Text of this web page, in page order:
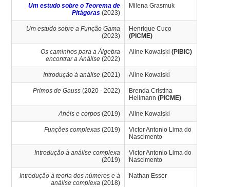
Um estudo sobre o Teorema de
Pitágoras (2023)
Milena Grasmuk
Um estudo sobre a Função Gama
(2023)
Henrique Cuco
(PICME)
Os caminhos para a Álgebra
encontrar a Análise (2022)
Aline Kowalski(PIBIC)
Introdução à análise (2021) Aline Kowalski
Primos de Gauss (2020 - 2022)
Brenda Cristina
Heilmann (PICME)
Anéis e corpos (2019) Aline Kowalski
Funções complexas (2019)
Victor Antonio Lima do
Nascimento
Introdução à análise complexa
(2019)
Victor Antonio Lima do
Nascimento
Introdução à teoria dos números e à
análise complexa (2018)
Nathan Esser